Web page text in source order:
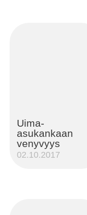
Uima-
asukankaan
venyvyys
02.10.2017